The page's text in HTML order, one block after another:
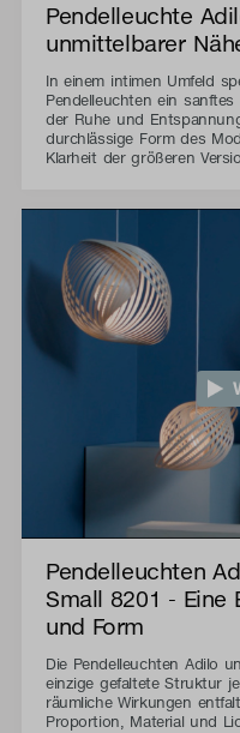
Pendelleuchte
unmittelbarer
In einem intimen Umfeld
Pendelleuchten ein
der Ruhe und
durchlässige Form des
Klarheit der größeren
Pendelleuchten
Small 8201 - Eine
und Form
Die Pendelleuchten Adilo
einzige gefaltete Struktur
räumliche Wirkungen
Proportion, Material und